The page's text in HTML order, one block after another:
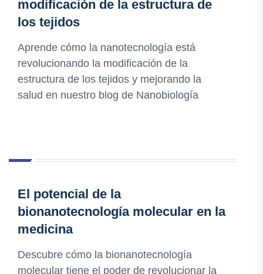
modificación de la estructura de
los tejidos
Aprende cómo la nanotecnología está
revolucionando la modificación de la
estructura de los tejidos y mejorando la
salud en nuestro blog de Nanobiología
El potencial de la
bionanotecnología molecular en la
medicina
Descubre cómo la bionanotecnología
molecular tiene el poder de revolucionar la